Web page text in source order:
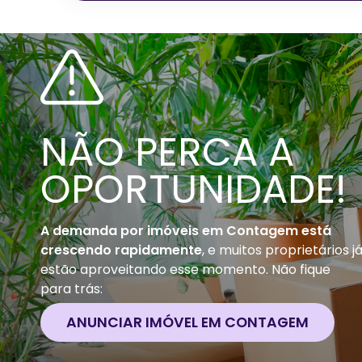
NÃO PERCA A
OPORTUNIDADE!
A demanda por imóveis em Contagemestá
crescendo rapidamente, e muitos proprietários já
estão aproveitando esse momento. Não fique
para trás:
ANUNCIAR IMÓVEL EM CONTAGEM